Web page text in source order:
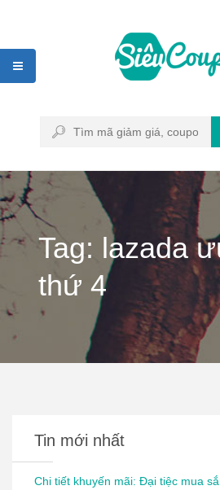
Tag: lazada
thứ 4
Tin mới nhất
Chi tiết khuyến mãi: Đại tiệc mua